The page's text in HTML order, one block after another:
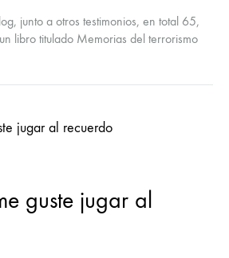
junto a otros testimonios, en total 65,
libro titulado Memorias del terrorismo
por Raúl López Romo…
guste jugar al